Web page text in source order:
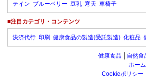
テイン ブルーベリー 豆乳 寒天 車椅子
■注目カテゴリ・コンテンツ
決済代行 印刷 健康食品の製造(受託製造) 化粧品
健康食品 自然食
ホーム
Cookieポリシー